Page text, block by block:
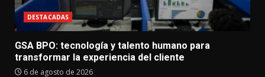
DESTACADAS
GSA BPO: tecnología y talento humano para
transformar la experiencia del cliente
6 de agosto de 2026